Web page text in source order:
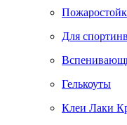
Для
Гелькоуты
Клеи Лаки